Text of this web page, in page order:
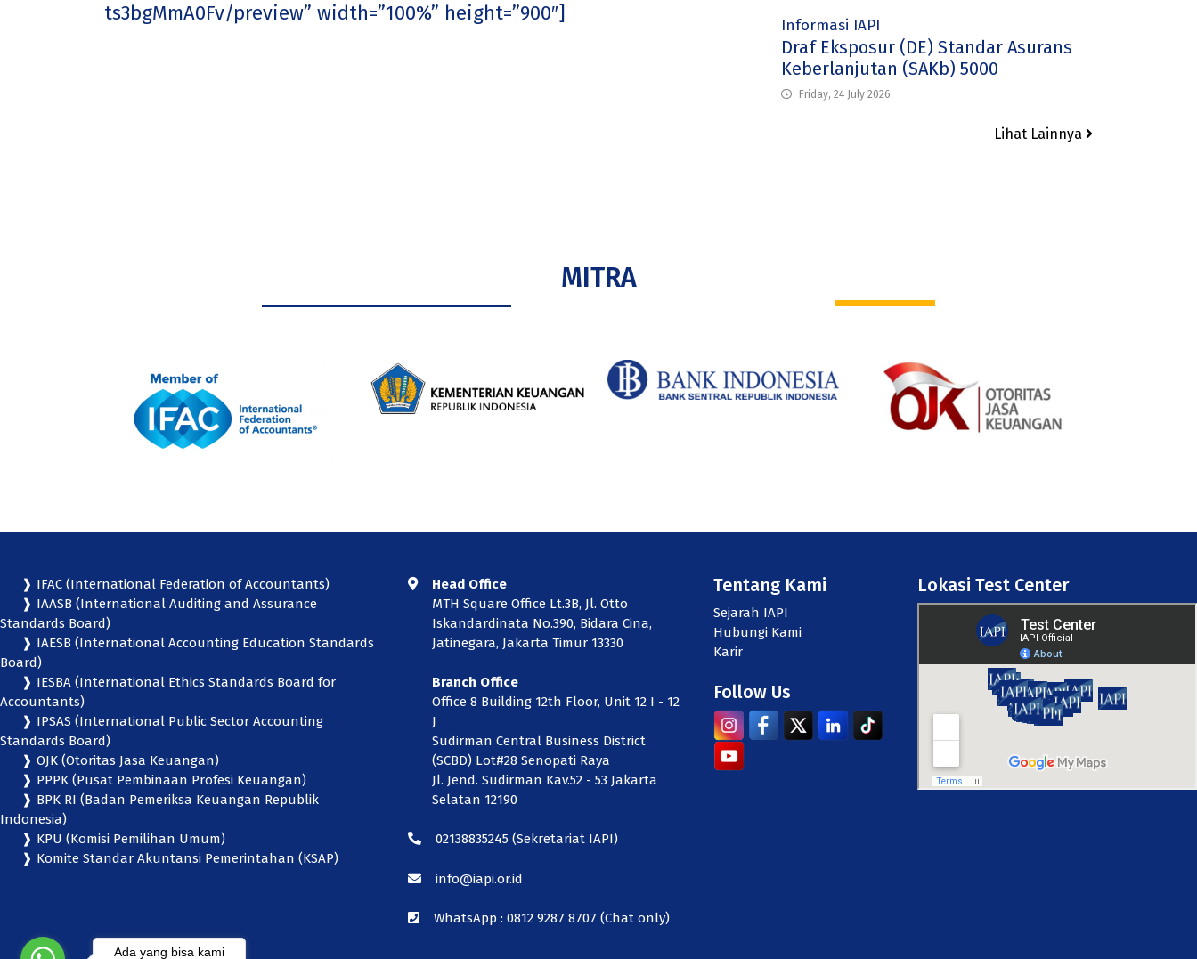
ts3bgMmA0Fv/preview” width=”100%” height=”900″]
Informasi IAPI
Draf Eksposur (DE) Standar Asurans
Keberlanjutan (SAKb) 5000
Friday, 24 July 2026
Lihat Lainnya
MITRA
❱ IFAC (International Federation of Accountants)
❱ IAASB (International Auditing and Assurance
Standards Board)
❱ IAESB (International Accounting Education Standards
Board)
❱ IESBA (International Ethics Standards Board for
Accountants)
❱ IPSAS (International Public Sector Accounting
Standards Board)
❱ OJK (Otoritas Jasa Keuangan)
❱ PPPK (Pusat Pembinaan Profesi Keuangan)
❱ BPK RI (Badan Pemeriksa Keuangan Republik
Indonesia)
❱ KPU (Komisi Pemilihan Umum)
❱ Komite Standar Akuntansi Pemerintahan (KSAP)
Head Office
MTH Square Office Lt.3B, Jl. Otto
Iskandardinata No.390, Bidara Cina,
Jatinegara, Jakarta Timur 13330
Branch Office
Office 8 Building 12th Floor, Unit 12 I - 12
J
Sudirman Central Business District
(SCBD) Lot#28 Senopati Raya
Jl. Jend. Sudirman Kav.52 - 53 Jakarta
Selatan 12190
02138835245(Sekretariat IAPI)
info@iapi.or.id
WhatsApp : 0812 9287 8707 (Chat only)
Tentang Kami
Sejarah IAPI
Hubungi Kami
Karir
Follow Us
Lokasi Test Center
Ada yang bisa kami